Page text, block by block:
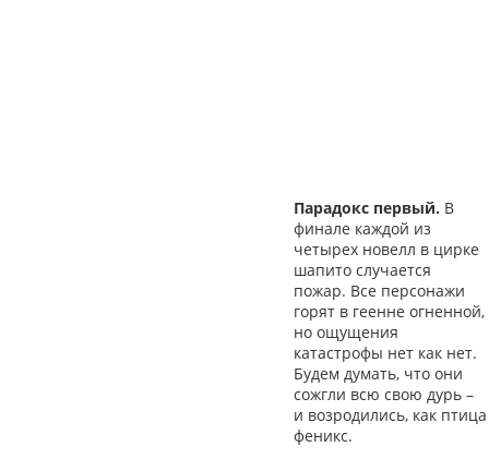
Парадокс первый. В
финале каждой из
четырех новелл в цирке
шапито случается
пожар. Все персонажи
горят в геенне огненной,
но ощущения
катастрофы нет как нет.
Будем думать, что они
сожгли всю свою дурь –
и возродились, как птица
феникс.